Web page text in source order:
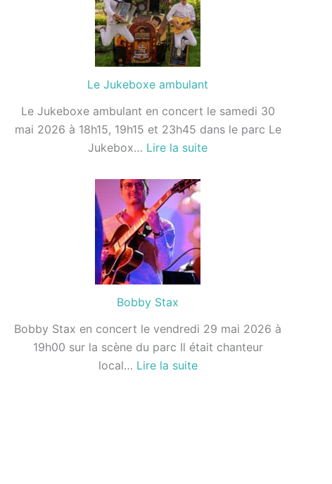
Le Jukeboxe ambulant
Le Jukeboxe ambulant en concert le samedi 30
mai 2026 à 18h15, 19h15 et 23h45 dans le parc Le
Jukebox… Lire la suite:
Bobby Stax
Bobby Stax en concert le vendredi 29 mai 2026 à
19h00 sur la scène du parc Il était chanteur
local… Lire la suite: